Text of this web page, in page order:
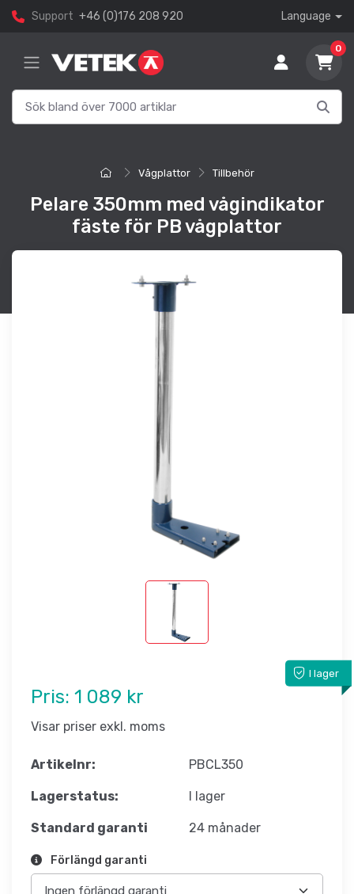
Support +46 (0)176 208 920 Language
0
Vågplattor Tillbehör
Pelare 350mm med vågindikator
fäste för PB vågplattor
I lager
Pris: 1 089 kr
Visar priser exkl. moms
Artikelnr: PBCL350
Lagerstatus: I lager
Standard garanti 24 månader
Förlängd garanti